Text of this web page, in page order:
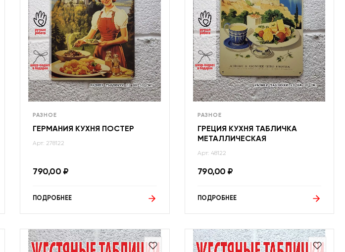
РАЗНОЕ
ГЕРМАНИЯ КУХНЯ ПОСТЕР
Арт: 278122
790,00 ₽
ПОДРОБНЕЕ
РАЗНОЕ
ГРЕЦИЯ КУХНЯ ТАБЛИЧКА
МЕТАЛЛИЧЕСКАЯ
Арт: 48122
790,00 ₽
ПОДРОБНЕЕ